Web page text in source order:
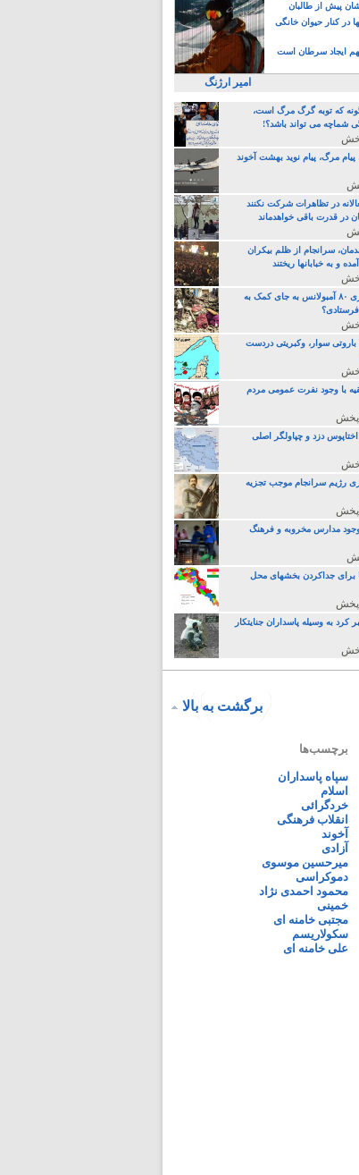
پیش از طالبان
در کنار حیوان خانگی
ایجاد سرطان است
امیر ارژنگ
که توبه گرگ مرگ است،
شماچه می تواند باشد؟!
پیام مرگ، پیام نوید بهشت آخوند
در تظاهرات شرکت نکنند
در قدرت باقی خواهدماند
سرانجام از ظلم بیکران
و به خبابانها ریختند
خامنه ای، به چه مجوزی ۸۰ آمبولانس به جای کمک به
فرستادی؟
باروتی سوار، وکبریتی دردست
با وجود نفرت عمومی مردم
اختاپوس دزد و چپاولگر اصلی
رژیم سرانجام موجب تجزیه
وجود مدارس مخروبه و فرهنگ
برای جداکردن بخشهای محل
کرد به وسیله پاسداران جنایتکار
برگشت به بالا
برچسب‌ها
سپاه پاسداران
اسلام
خردگرائی
انقلاب فرهنگی
آخوند
آزادی
میرحسین موسوی
دموکراسی
محمود احمدی نژاد
خمینی
مجتبی خامنه ای
سکولاریسم
علی خامنه ای